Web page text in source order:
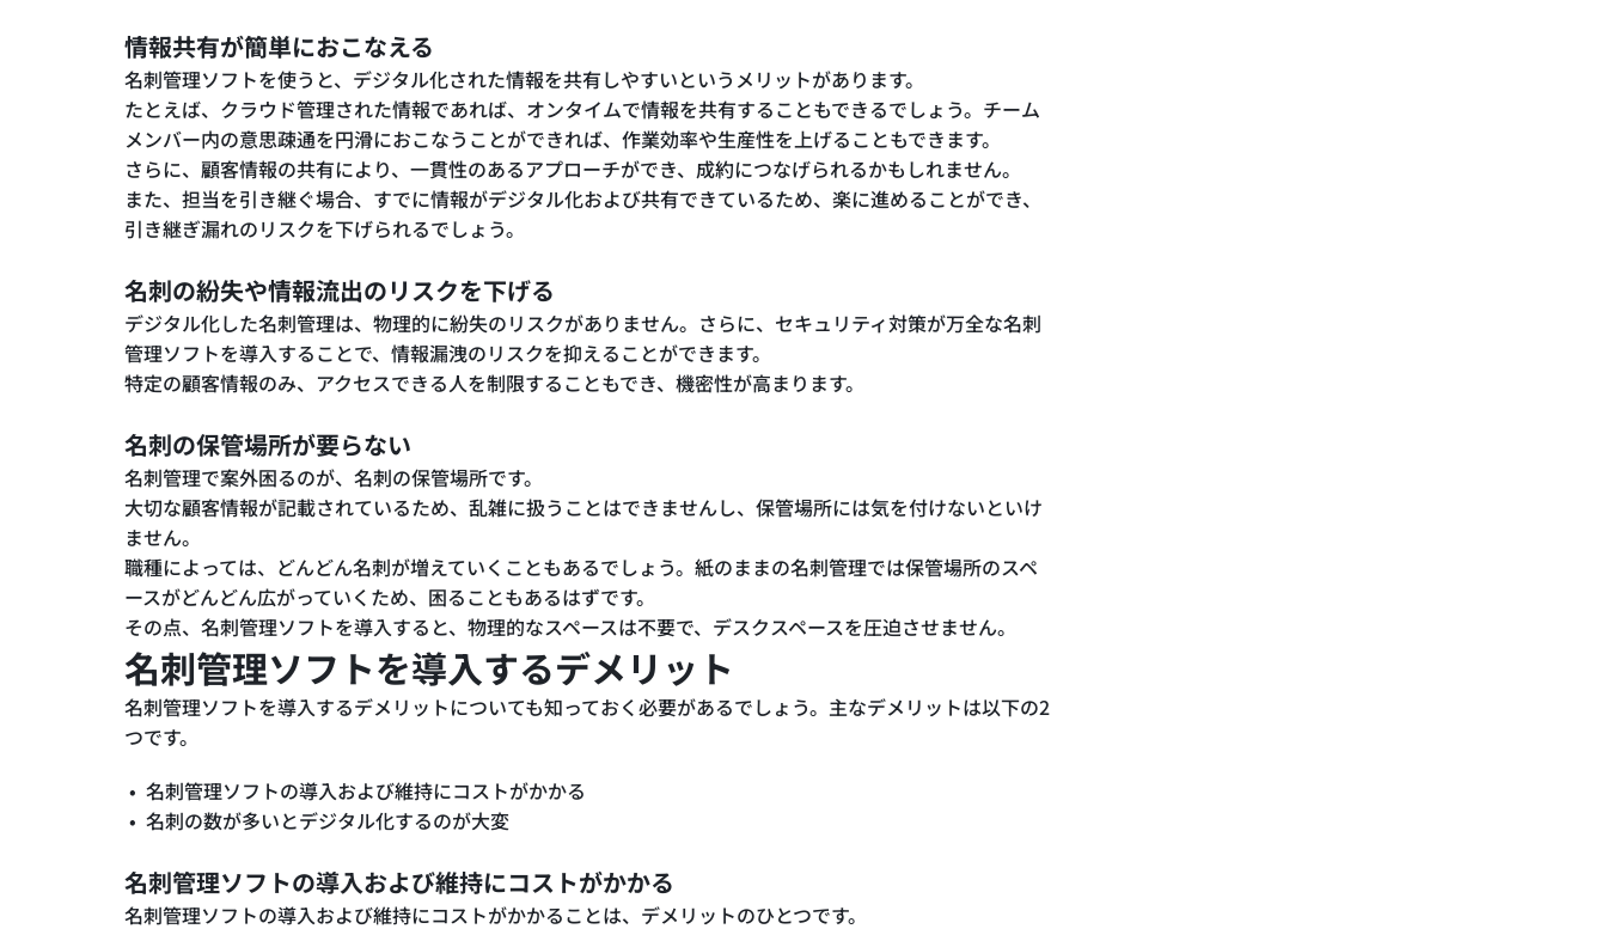
情報共有が簡単におこなえる
名刺管理ソフトを使うと、デジタル化された情報を共有しやすいというメリットがあります。
たとえば、クラウド管理された情報であれば、オンタイムで情報を共有することもできるでしょう。チーム
メンバー内の意思疎通を円滑におこなうことができれば、作業効率や生産性を上げることもできます。
さらに、顧客情報の共有により、一貫性のあるアプローチができ、成約につなげられるかもしれません。
また、担当を引き継ぐ場合、すでに情報がデジタル化および共有できているため、楽に進めることができ、
引き継ぎ漏れのリスクを下げられるでしょう。
名刺の紛失や情報流出のリスクを下げる
デジタル化した名刺管理は、物理的に紛失のリスクがありません。さらに、セキュリティ対策が万全な名刺
管理ソフトを導入することで、情報漏洩のリスクを抑えることができます。
特定の顧客情報のみ、アクセスできる人を制限することもでき、機密性が高まります。
名刺の保管場所が要らない
名刺管理で案外困るのが、名刺の保管場所です。
大切な顧客情報が記載されているため、乱雑に扱うことはできませんし、保管場所には気を付けないといけ
ません。
職種によっては、どんどん名刺が増えていくこともあるでしょう。紙のままの名刺管理では保管場所のスペ
ースがどんどん広がっていくため、困ることもあるはずです。
その点、名刺管理ソフトを導入すると、物理的なスペースは不要で、デスクスペースを圧迫させません。
名刺管理ソフトを導入するデメリット
名刺管理ソフトを導入するデメリットについても知っておく必要があるでしょう。主なデメリットは以下の2
つです。
名刺管理ソフトの導入および維持にコストがかかる
名刺の数が多いとデジタル化するのが大変
名刺管理ソフトの導入および維持にコストがかかる
名刺管理ソフトの導入および維持にコストがかかることは、デメリットのひとつです。